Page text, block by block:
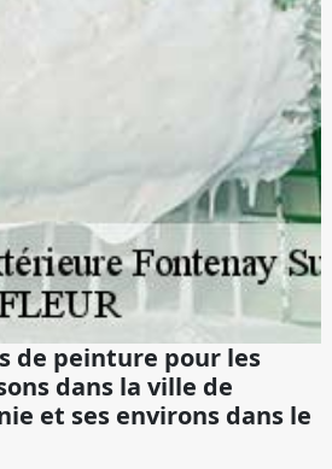
de peinture pour les
dans la ville de
et ses environs dans le